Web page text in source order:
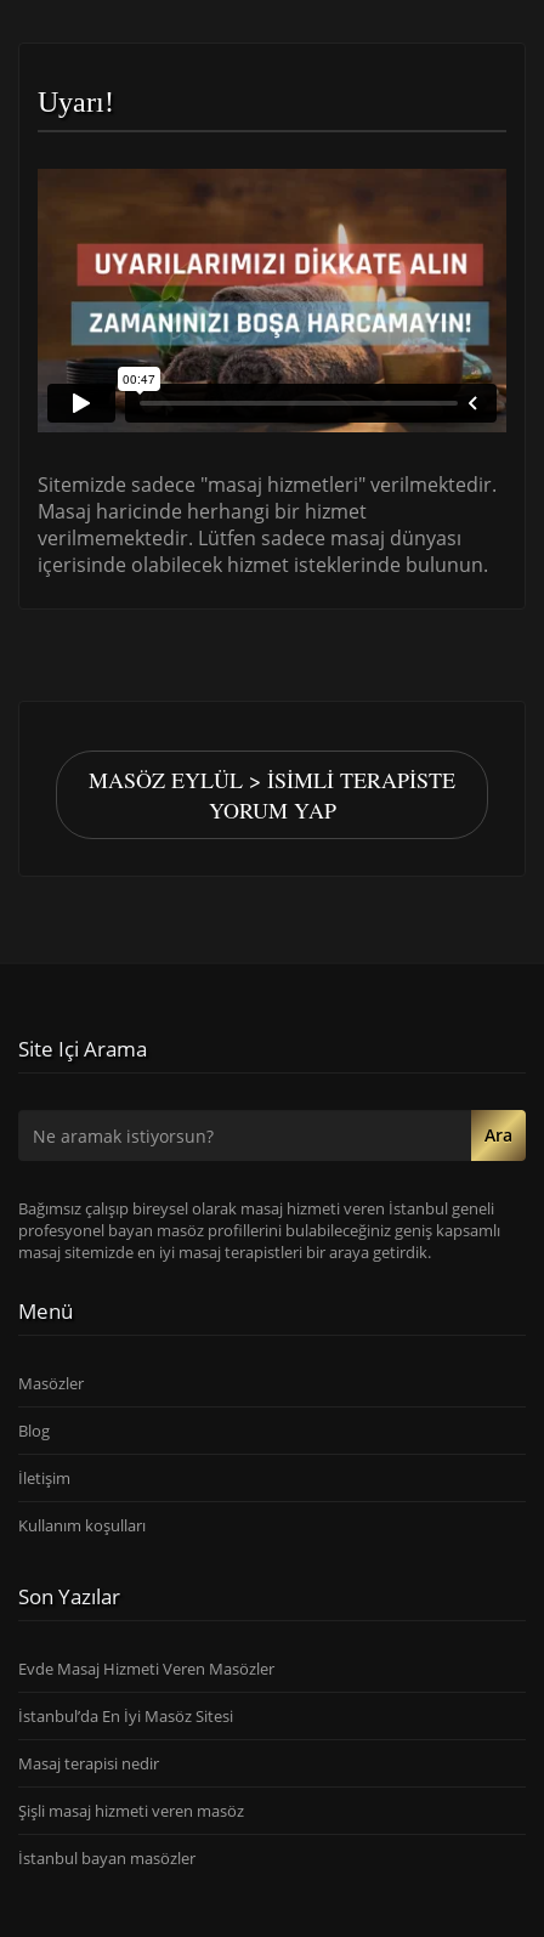
Uyarı!
Sitemizde sadece "masaj hizmetleri" verilmektedir.
Masaj haricinde herhangi bir hizmet
verilmemektedir. Lütfen sadece masaj dünyası
içerisinde olabilecek hizmet isteklerinde bulunun.
MASÖZ EYLÜL > İSIMLI TERAPISTE
YORUM YAP
Site Içi Arama
Ara
Bağımsız çalışıp bireysel olarak masaj hizmeti veren İstanbul geneli
profesyonel bayan masöz profillerini bulabileceğiniz geniş kapsamlı
masaj sitemizde en iyi masaj terapistleri bir araya getirdik.
Menü
Masözler
Blog
İletişim
Kullanım koşulları
Son Yazılar
Evde Masaj Hizmeti Veren Masözler
İstanbul’da En İyi Masöz Sitesi
Masaj terapisi nedir
Şişli masaj hizmeti veren masöz
İstanbul bayan masözler